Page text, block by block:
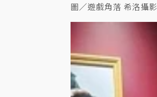
圖／遊戲角落 希洛攝影